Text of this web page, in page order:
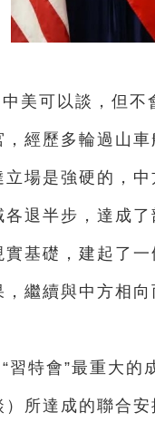
中美可以談，但
，經歷多輪過山
立場是強硬的，
各退半步，達成
實基礎，建起了
，繼續與中方相
“習特會”最重大的
）所達成的聯合安